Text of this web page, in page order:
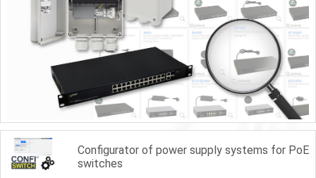
Configurator of power supply systems for PoE
switches